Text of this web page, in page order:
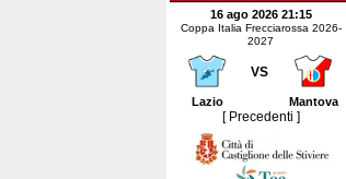
16 ago 2026 21:15
Coppa Italia Frecciarossa 2026-
2027
VS
Lazio Mantova
[ Precedenti ]